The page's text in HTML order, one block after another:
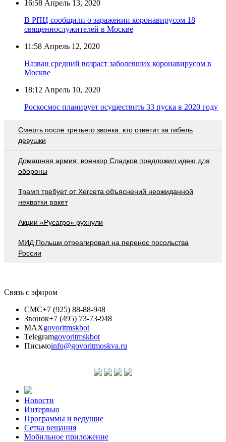
16:58 Апрель 13, 2020
В РПЦ сообщили о заражении коронавирусом 18
священнослужителей в Москве
11:58 Апрель 12, 2020
Назван средний возраст заболевших коронавирусом в
Москве
18:12 Апрель 10, 2020
Роскосмос планирует осуществить 33 пуска в 2020 году
Смерть после третьего звонка: кто ответит за гибель
девушки
Домашняя армия: военкор Сладков предложил идею для
обороны
Трамп требует от Хегсета объяснений неожиданной
нехватки ракет
Акции «Русагро» рухнули
МИД Польши отреагировал на перенос посольства
России
Связь с эфиром
СМС+7 (925) 88-88-948
Звонок+7 (495) 73-73-948
MAXgovoritmskbot
Telegramgovoritmskbot
Письмоinfo@govoritmoskva.ru
Новости
Интервью
Программы и ведущие
Сетка вещания
Мобильное приложение